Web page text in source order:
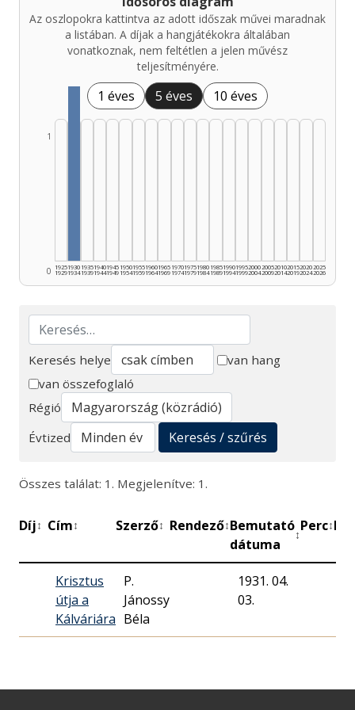
Az oszlopokra kattintva az adott időszak művei maradnak
a listában. A díjak a hangjátékokra általában
vonatkoznak, nem feltétlen a jelen művész
teljesítményére.
1 éves 5 éves 10 éves
0
1
1925
1929
1930
1934
1935
1939
1940
1944
1945
1949
1950
1954
1955
1959
1960
1964
1965
1969
1970
1974
1975
1979
1980
1984
1985
1989
1990
1994
1995
1999
2000
2004
2005
2009
2010
2014
2015
2019
2020
2024
2025
2026
Keresés
Keresés helye
van hang
van összefoglaló
Régió
Évtized
Keresés / szűrés
Összes találat: 1. Megjelenítve: 1.
Díj↕ Cím↕ Szerző↕ Rendező↕Bemutató
dátuma
↕
Perc↕
Krisztus
útja a
Kálváriára
P.
Jánossy
Béla
1931. 04.
03.